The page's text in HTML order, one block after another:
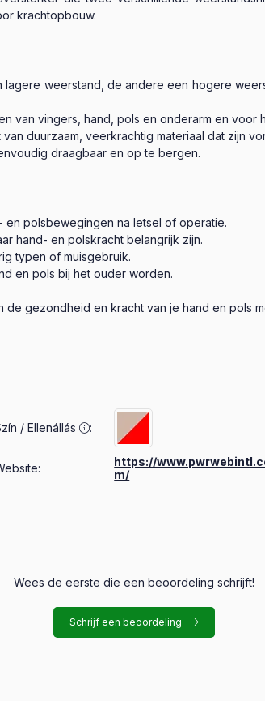
krachtopbouw.
weerstand, de andere een hogere
van vingers, hand, pols en onderarm en voor
duurzaam, veerkrachtig materiaal dat zijn
draagbaar en op te bergen.
en polsbewegingen na letsel of operatie.
hand- en polskracht belangrijk zijn.
typen of muisgebruik.
en pols bij het ouder worden.
gezondheid en kracht van je hand en pols
/ Ellenállás
:
https://
m/
Wees de eerste die een beoordeling schrijft!
Schrijf een beoordeling